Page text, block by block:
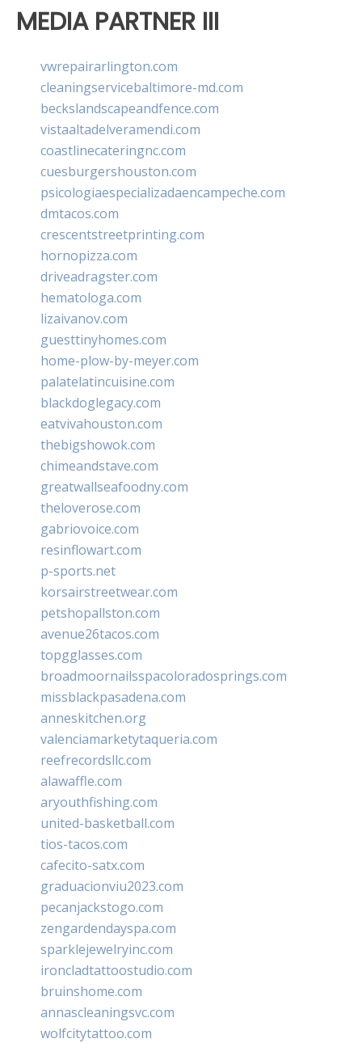
MEDIA PARTNER III
vwrepairarlington.com
cleaningservicebaltimore-md.com
beckslandscapeandfence.com
vistaaltadelveramendi.com
coastlinecateringnc.com
cuesburgershouston.com
psicologiaespecializadaencampeche.com
dmtacos.com
crescentstreetprinting.com
hornopizza.com
driveadragster.com
hematologa.com
lizaivanov.com
guesttinyhomes.com
home-plow-by-meyer.com
palatelatincuisine.com
blackdoglegacy.com
eatvivahouston.com
thebigshowok.com
chimeandstave.com
greatwallseafoodny.com
theloverose.com
gabriovoice.com
resinflowart.com
p-sports.net
korsairstreetwear.com
petshopallston.com
avenue26tacos.com
topgglasses.com
broadmoornailsspacoloradosprings.com
missblackpasadena.com
anneskitchen.org
valenciamarketytaqueria.com
reefrecordsllc.com
alawaffle.com
aryouthfishing.com
united-basketball.com
tios-tacos.com
cafecito-satx.com
graduacionviu2023.com
pecanjackstogo.com
zengardendayspa.com
sparklejewelryinc.com
ironcladtattoostudio.com
bruinshome.com
annascleaningsvc.com
wolfcitytattoo.com